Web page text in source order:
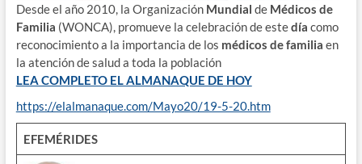
Desde el año 2010, la Organización Mundial de Médicos de
Familia (WONCA), promueve la celebración de estedía como
reconocimiento a la importancia de los médicos de familia en
la atención de salud a toda la población
LEA COMPLETO EL ALMANAQUE DE HOY
https://elalmanaque.com/Mayo20/19-5-20.htm
EFEMÉRIDES